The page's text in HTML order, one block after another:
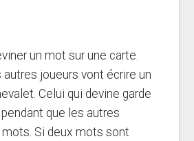
un mot sur une carte.
autres joueurs vont écrire un
Celui qui devine garde
que les autres
Si deux mots sont